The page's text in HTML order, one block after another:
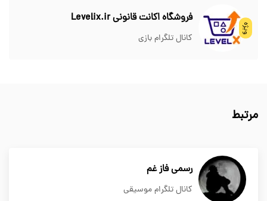
ویژه
فروشگاه اکانت قانونی Levelix.ir
کانال تلگرام بازی
مرتبط
رسمی فاز غم
کانال تلگرام موسیقی